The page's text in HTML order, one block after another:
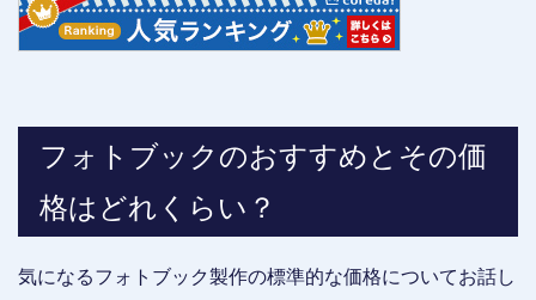
フォトブックのおすすめとその価
格はどれくらい？
気になるフォトブック製作の標準的な価格についてお話し